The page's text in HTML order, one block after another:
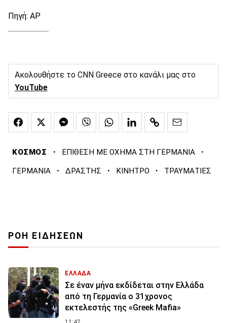
Πηγή: ΑΡ
Ακολουθήστε το CNN Greece στο κανάλι μας στο
YouTube
ΚΟΣΜΟΣ · ΕΠΙΘΕΣΗ ΜΕ ΟΧΗΜΑ ΣΤΗ ΓΕΡΜΑΝΙΑ ·
ΓΕΡΜΑΝΙΑ · ΔΡΑΣΤΗΣ · ΚΙΝΗΤΡΟ · ΤΡΑΥΜΑΤΙΕΣ
ΡΟΗ ΕΙΔΗΣΕΩΝ
ΕΛΛΑΔΑ
Σε έναν μήνα εκδίδεται στην Ελλάδα
από τη Γερμανία ο 31χρονος
εκτελεστής της «Greek Mafia»